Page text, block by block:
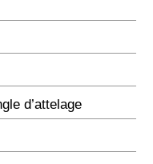
d’attelage